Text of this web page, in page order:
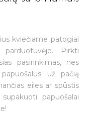
kviečiame patogiai
Pirkti
pasirinkimas, nes
už pačią
eiles ar spūstis
papuošalai